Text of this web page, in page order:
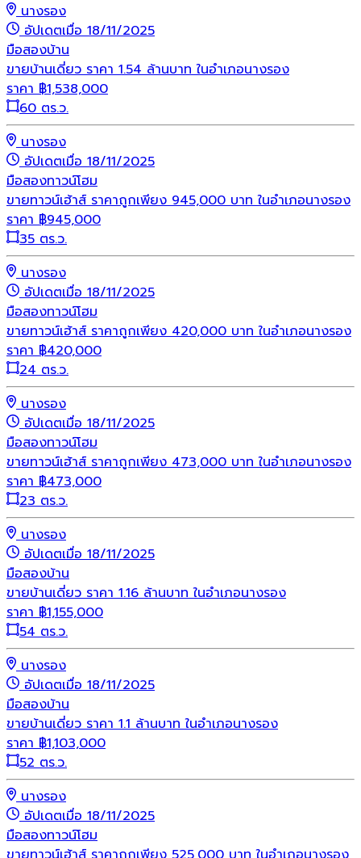
นางรอง
อัปเดตเมื่อ 18/11/2025
มือสองบ้าน
ขายบ้านเดี่ยว ราคา 1.54 ล้านบาท ในอำเภอนางรอง
ราคา ฿1,538,000
60 ตร.ว.
นางรอง
อัปเดตเมื่อ 18/11/2025
มือสองทาวน์โฮม
ขายทาวน์เฮ้าส์ ราคาถูกเพียง 945,000 บาท ในอำเภอนางรอง
ราคา ฿945,000
35 ตร.ว.
นางรอง
อัปเดตเมื่อ 18/11/2025
มือสองทาวน์โฮม
ขายทาวน์เฮ้าส์ ราคาถูกเพียง 420,000 บาท ในอำเภอนางรอง
ราคา ฿420,000
24 ตร.ว.
นางรอง
อัปเดตเมื่อ 18/11/2025
มือสองทาวน์โฮม
ขายทาวน์เฮ้าส์ ราคาถูกเพียง 473,000 บาท ในอำเภอนางรอง
ราคา ฿473,000
23 ตร.ว.
นางรอง
อัปเดตเมื่อ 18/11/2025
มือสองบ้าน
ขายบ้านเดี่ยว ราคา 1.16 ล้านบาท ในอำเภอนางรอง
ราคา ฿1,155,000
54 ตร.ว.
นางรอง
อัปเดตเมื่อ 18/11/2025
มือสองบ้าน
ขายบ้านเดี่ยว ราคา 1.1 ล้านบาท ในอำเภอนางรอง
ราคา ฿1,103,000
52 ตร.ว.
นางรอง
อัปเดตเมื่อ 18/11/2025
มือสองทาวน์โฮม